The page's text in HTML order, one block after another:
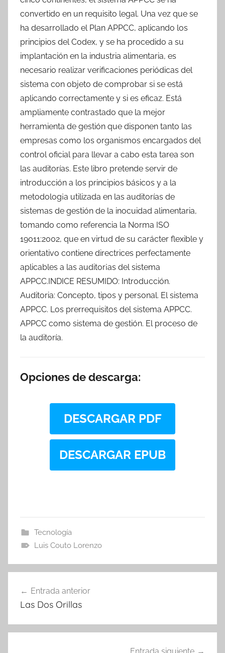
convertido en un requisito legal. Una vez que se
ha desarrollado el Plan APPCC, aplicando los
principios del Codex, y se ha procedido a su
implantación en la industria alimentaria, es
necesario realizar verificaciones periódicas del
sistema con objeto de comprobar si se está
aplicando correctamente y si es eficaz. Está
ampliamente contrastado que la mejor
herramienta de gestión que disponen tanto las
empresas como los organismos encargados del
control oficial para llevar a cabo esta tarea son
las auditorías. Este libro pretende servir de
introducción a los principios básicos y a la
metodolog¡a utilizada en las auditorías de
sistemas de gestión de la inocuidad alimentaria,
tomando como referencia la Norma ISO
19011:2002, que en virtud de su carácter flexible y
orientativo contiene directrices perfectamente
aplicables a las auditor¡as del sistema
APPCC.INDICE RESUMIDO: Introducción.
Auditoria: Concepto, tipos y personal. El sistema
APPCC. Los prerrequisitos del sistema APPCC.
APPCC como sistema de gestión. El proceso de
la auditoría.
Opciones de descarga:
DESCARGAR PDF
DESCARGAR EPUB
Tecnología
Luis Couto Lorenzo
de
Entrada anterior
Las Dos Orillas